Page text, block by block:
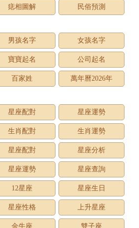
痣相圖解 民俗預測
男孩名字 女孩名字
寶寶起名 公司起名
百家姓 萬年曆2026年
星座配對 星座運勢
生肖配對 生肖運勢
星座配對 星座分析
星座運勢 星座查詢
12星座 星座生日
星座性格 上升星座
金牛座 雙子座